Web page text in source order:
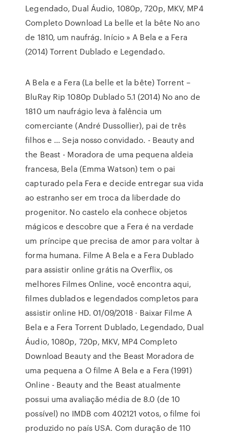
Legendado, Dual Áudio, 1080p, 720p, MKV, MP4
Completo Download La belle et la bête No ano
de 1810, um naufrág. Início » A Bela e a Fera
(2014) Torrent Dublado e Legendado.
A Bela e a Fera (La belle et la bête) Torrent –
BluRay Rip 1080p Dublado 5.1 (2014) No ano de
1810 um naufrágio leva à falência um
comerciante (André Dussollier), pai de três
filhos e … Seja nosso convidado. - Beauty and
the Beast - Moradora de uma pequena aldeia
francesa, Bela (Emma Watson) tem o pai
capturado pela Fera e decide entregar sua vida
ao estranho ser em troca da liberdade do
progenitor. No castelo ela conhece objetos
mágicos e descobre que a Fera é na verdade
um príncipe que precisa de amor para voltar à
forma humana. Filme A Bela e a Fera Dublado
para assistir online grátis na Overflix, os
melhores Filmes Online, você encontra aqui,
filmes dublados e legendados completos para
assistir online HD. 01/09/2018 · Baixar Filme A
Bela e a Fera Torrent Dublado, Legendado, Dual
Áudio, 1080p, 720p, MKV, MP4 Completo
Download Beauty and the Beast Moradora de
uma pequena a O filme A Bela e a Fera (1991)
Online - Beauty and the Beast atualmente
possui uma avaliação média de 8.0 (de 10
possível) no IMDB com 402121 votos, o filme foi
produzido no país USA. Com duração de 110